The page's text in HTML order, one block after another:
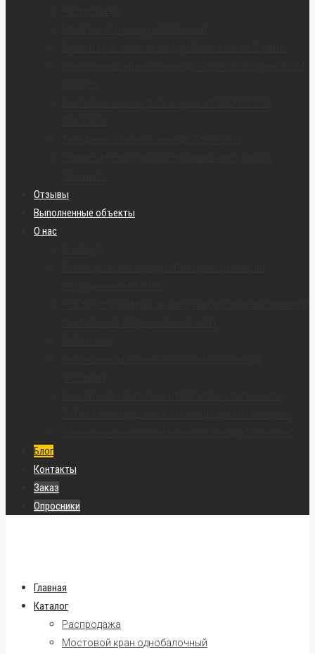
Отзывы
Выполненные объекты
О нас
Блог
Контакты
Заказ
Опросники
Главная
Каталог
Распродажа
Мостовой кран однобалочный